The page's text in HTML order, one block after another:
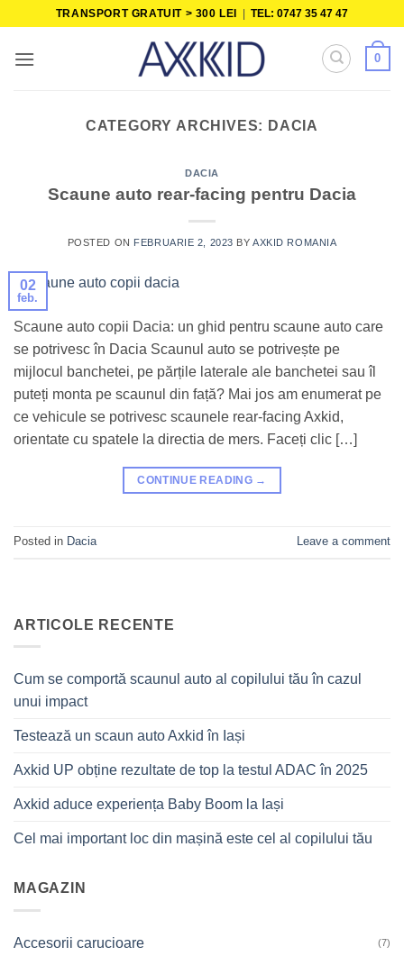
content
TRANSPORT GRATUIT > 300 LEI |TEL: 0747 35 47 47
0
CATEGORY ARCHIVES: DACIA
DACIA
Scaune auto rear-facing pentru Dacia
POSTED ON FEBRUARIE 2, 2023 BYAXKID ROMANIA
02
feb.
Scaune auto copii Dacia: un ghid pentru scaune auto care
se potrivesc în Dacia Scaunul auto se potrivește pe
mijlocul banchetei, pe părțile laterale ale banchetei sau îl
puteți monta pe scaunul din față? Mai jos am enumerat pe
ce vehicule se potrivesc scaunele rear-facing Axkid,
orientate cu spatele la directia de mers. Faceți clic […]
CONTINUE READING →
Posted in Dacia Leave a comment
ARTICOLE RECENTE
Cum se comportă scaunul auto al copilului tău în cazul
unui impact
Testează un scaun auto Axkid în Iași
Axkid UP obține rezultate de top la testul ADAC în 2025
Axkid aduce experiența Baby Boom la Iași
Cel mai important loc din mașină este cel al copilului tău
MAGAZIN
Accesorii carucioare (7)